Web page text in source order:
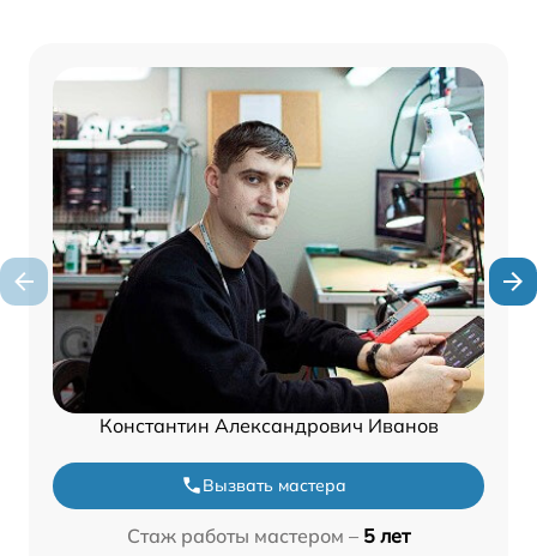
Константин Александрович Иванов
Вызвать мастера
Стаж работы мастером – 5 лет